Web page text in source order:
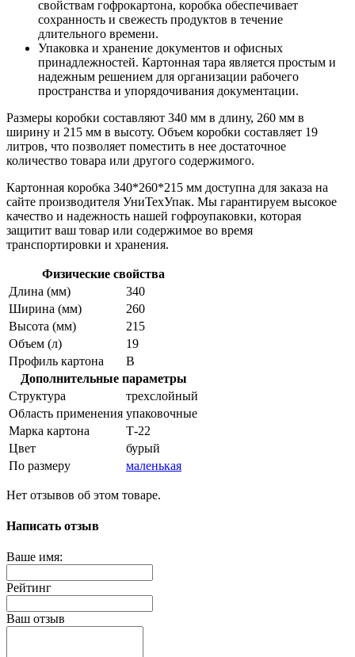
свойствам гофрокартона, коробка обеспечивает
сохранность и свежесть продуктов в течение
длительного времени.
Упаковка и хранение документов и офисных
принадлежностей. Картонная тара является простым и
надежным решением для организации рабочего
пространства и упорядочивания документации.
Размеры коробки составляют 340 мм в длину, 260 мм в
ширину и 215 мм в высоту. Объем коробки составляет 19
литров, что позволяет поместить в нее достаточное
количество товара или другого содержимого.
Картонная коробка 340*260*215 мм доступна для заказа на
сайте производителя УниТехУпак. Мы гарантируем высокое
качество и надежность нашей гофроупаковки, которая
защитит ваш товар или содержимое во время
транспортировки и хранения.
Физические свойства
Длина (мм)
340
Ширина (мм)
260
Высота (мм)
215
Объем (л)
19
Профиль картона
В
Дополнительные параметры
Структура
трехслойный
Область применения упаковочные
Марка картона
Т-22
Цвет
бурый
По размеру
маленькая
Нет отзывов об этом товаре.
Написать отзыв
Ваше имя:
Рейтинг
Ваш отзыв